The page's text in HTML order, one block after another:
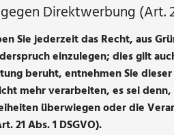
Direktwerbung (Art.
Sie jederzeit das Recht, aus
einzulegen; dies gilt
beruht, entnehmen Sie
mehr verarbeiten, es sei
überwiegen oder die
21 Abs. 1 DSGVO).